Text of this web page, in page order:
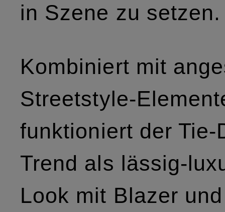
in Szene zu setzen.
Kombiniert mit
Streetstyle-
funktioniert der Tie-
Trend als lässig-
Look mit Blazer